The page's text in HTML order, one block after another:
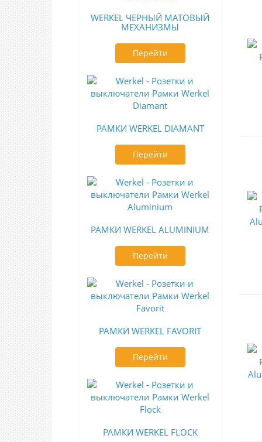
WERKEL ЧЕРНЫЙ МАТОВЫЙ
МЕХАНИЗМЫ
Перейти
РАМКИ WERKEL DIAMANT
Перейти
РАМКИ WERKEL ALUMINIUM
Перейти
РАМКИ WERKEL FAVORIT
Перейти
РАМКИ WERKEL FLOCK